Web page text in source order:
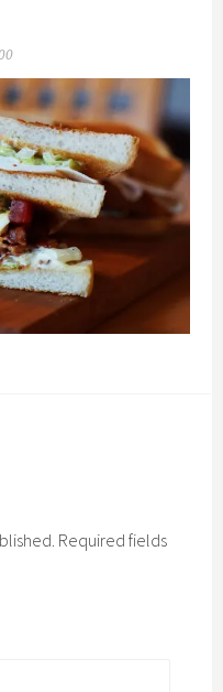
Required fields